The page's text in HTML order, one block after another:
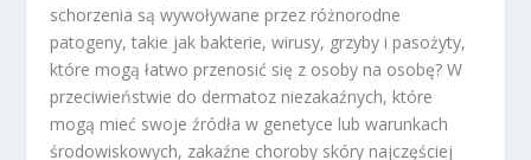
schorzenia są wywoływane przez różnorodne
patogeny, takie jak bakterie, wirusy, grzyby i pasożyty,
które mogą łatwo przenosić się z osoby na osobę? W
przeciwieństwie do dermatoz niezakaźnych, które
mogą mieć swoje źródła w genetyce lub warunkach
środowiskowych, zakaźne choroby skóry najczęściej